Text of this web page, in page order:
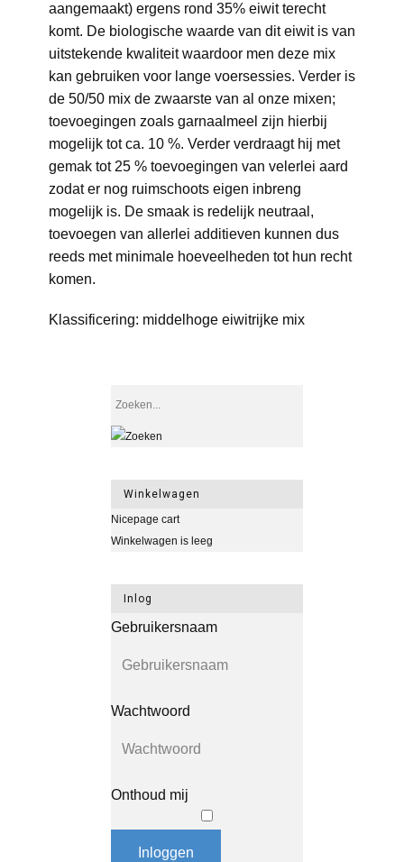
aangemaakt) ergens rond 35% eiwit terecht
komt. De biologische waarde van dit eiwit is van
uitstekende kwaliteit waardoor men deze mix
kan gebruiken voor lange voersessies. Verder is
de 50/50 mix de zwaarste van al onze mixen;
toevoegingen zoals garnaalmeel zijn hierbij
mogelijk tot ca. 10 %. Verder verdraagt hij met
gemak tot 25 % toevoegingen van velerlei aard
zodat er nog ruimschoots eigen inbreng
mogelijk is. De smaak is redelijk neutraal,
toevoegen van allerlei additieven kunnen dus
reeds met minimale hoeveelheden tot hun recht
komen.
Klassificering: middelhoge eiwitrijke mix
Winkelwagen
Nicepage cart
Winkelwagen is leeg
Inlog
Gebruikersnaam
Wachtwoord
Onthoud mij
Inloggen